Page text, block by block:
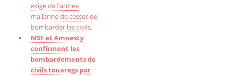
exige de l’armée
malienne de cesser de
bombarder les civils.
MSF et Amnesty
confirment les
bombardements de
civils touaregs par